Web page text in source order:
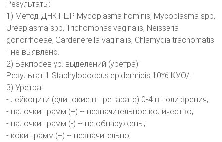
Результаты:
1) Метод ДНК ПЦР Mycoplasma hominis, Mycoplasma spp,
Ureaplasma spp, Trichomonas vaginalis, Neisseria
gonorrhoeae, Gardenerella vaginalis, Chlamydia trachomatis
- не выявлено.
2) Бакпосев ур. выделений (уретра)-
Результат 1 Staphylococcus epidermidis 10*6 КУО/г.
3) Уретра:
- лейкоцити (одинокие в препарате) 0-4 в поли зрения;
- палочки грамм (+) -- незначительное количество;
- палочки грамм (-) -- не обнаружены;
- коки грамм (+) -- незначительно;